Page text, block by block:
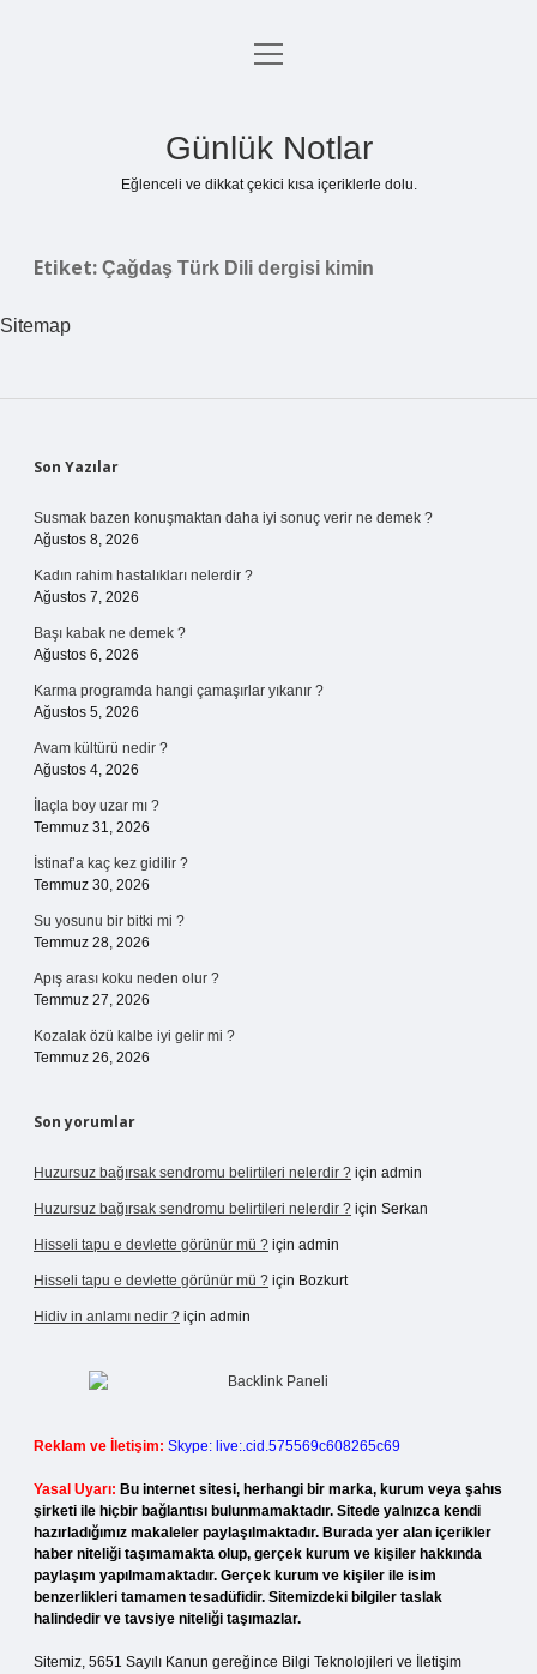
Anasayfa
menüyü
Günlük Notlar
Eğlenceli ve dikkat çekici kısa içeriklerle dolu.
Etiket: Çağdaş Türk Dili dergisi kimin
Sitemap
Sidebar
Son Yazılar
Susmak bazen konuşmaktan daha iyi sonuç verir ne demek ?
Ağustos 8, 2026
Kadın rahim hastalıkları nelerdir ?
Ağustos 7, 2026
Başı kabak ne demek ?
Ağustos 6, 2026
Karma programda hangi çamaşırlar yıkanır ?
Ağustos 5, 2026
Avam kültürü nedir ?
Ağustos 4, 2026
İlaçla boy uzar mı ?
Temmuz 31, 2026
İstinaf’a kaç kez gidilir ?
Temmuz 30, 2026
Su yosunu bir bitki mi ?
Temmuz 28, 2026
Apış arası koku neden olur ?
Temmuz 27, 2026
Kozalak özü kalbe iyi gelir mi ?
Temmuz 26, 2026
Son yorumlar
Huzursuz bağırsak sendromu belirtileri nelerdir ? için admin
Huzursuz bağırsak sendromu belirtileri nelerdir ? için Serkan
Hisseli tapu e devlette görünür mü ? için admin
Hisseli tapu e devlette görünür mü ? için Bozkurt
Hidiv in anlamı nedir ? için admin
Reklam ve İletişim: Skype: live:.cid.575569c608265c69
Yasal Uyarı: Bu internet sitesi, herhangi bir marka, kurum veya şahıs
şirketi ile hiçbir bağlantısı bulunmamaktadır. Sitede yalnızca kendi
hazırladığımız makaleler paylaşılmaktadır. Burada yer alan içerikler
haber niteliği taşımamakta olup, gerçek kurum ve kişiler hakkında
paylaşım yapılmamaktadır. Gerçek kurum ve kişiler ile isim
benzerlikleri tamamen tesadüfidir. Sitemizdeki bilgiler taslak
halindedir ve tavsiye niteliği taşımazlar.
Sitemiz, 5651 Sayılı Kanun gereğince Bilgi Teknolojileri ve İletişim